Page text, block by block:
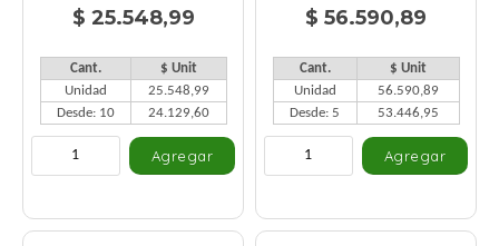
$ 25.548,99
Cant.
$ Unit
Unidad
25.548,99
Desde: 10
24.129,60
$ 56.590,89
Cant.
$ Unit
Unidad
56.590,89
Desde: 5
53.446,95